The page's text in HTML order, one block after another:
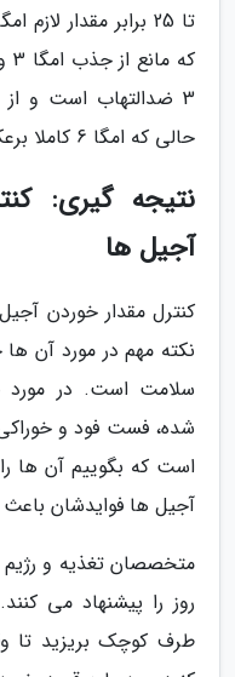
3 ضدالتهاب است و
حالی که امگا 6 کاملا برعکس است.
نتیجه گیری:
آجیل ها
کنترل مقدار خوردن
نکته مهم در مورد آن
سلامت است. در مورد
شده، فست فود و
است که بگوییم آن ها
آجیل ها فوایدشان
متخصصان تغذیه و
روز را پیشنهاد می
طرف کوچک بریزید تا